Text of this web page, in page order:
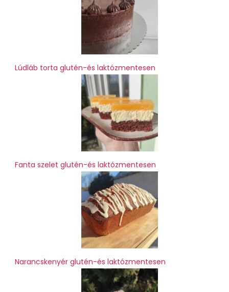
Lúdláb torta glutén-és laktózmentesen
Fanta szelet glutén-és laktózmentesen
Narancskenyér glutén-és laktózmentesen